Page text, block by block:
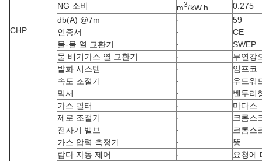
CHP
NG 소비
m3/kW.h
0.275
db(A) @7m
∙
59
인증서
∙
CE
물-물 열 교환기
∙
SWEP
물 배기가스 열 교환기
∙
무연강
발화 시스템
∙
임프코
속도 조절기
∙
우드워
믹서
∙
벤투리
가스 필터
∙
마다스
제로 조절기
∙
크롬스
전자기 밸브
∙
크롬스
가스 압력 측정기
∙
똥
람다 자동 제어
∙ 요청에